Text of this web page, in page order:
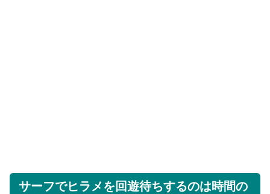
サーフでヒラメを回遊待ちするのは時間の